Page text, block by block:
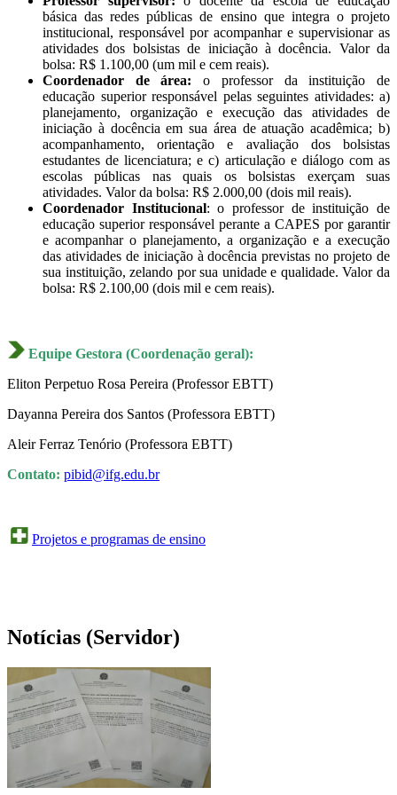
básica das redes públicas de ensino que integra o projeto
institucional, responsável por acompanhar e supervisionar as
atividades dos bolsistas de iniciação à docência. Valor da
bolsa: R$ 1.100,00 (um mil e cem reais).
Coordenador de área: o professor da instituição de
educação superior responsável pelas seguintes atividades: a)
planejamento, organização e execução das atividades de
iniciação à docência em sua área de atuação acadêmica; b)
acompanhamento, orientação e avaliação dos bolsistas
estudantes de licenciatura; e c) articulação e diálogo com as
escolas públicas nas quais os bolsistas exerçam suas
atividades. Valor da bolsa: R$ 2.000,00 (dois mil reais).
Coordenador Institucional: o professor de instituição de
educação superior responsável perante a CAPES por garantir
e acompanhar o planejamento, a organização e a execução
das atividades de iniciação à docência previstas no projeto de
sua instituição, zelando por sua unidade e qualidade. Valor da
bolsa: R$ 2.100,00 (dois mil e cem reais).
Equipe Gestora (Coordenação geral):
Eliton Perpetuo Rosa Pereira (Professor EBTT)
Dayanna Pereira dos Santos (Professora EBTT)
Aleir Ferraz Tenório (Professora EBTT)
Contato: pibid@ifg.edu.br
Projetos e programas de ensino
Notícias (Servidor)